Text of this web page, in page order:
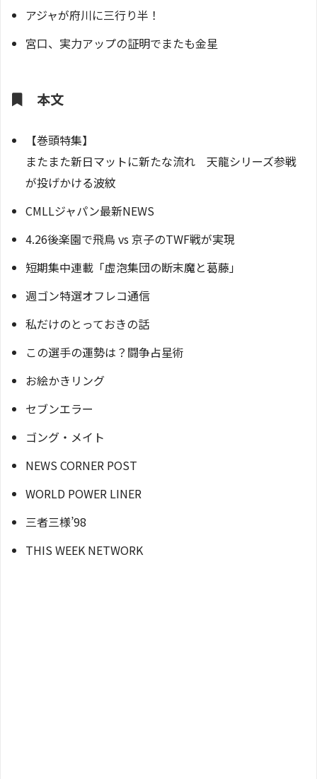
アジャが府川に三行り半！
宮口、実力アップの証明でまたも金星
本文
【巻頭特集】
またまた新日マットに新たな流れ 天龍シリーズ参戦
が投げかける波紋
CMLLジャパン最新NEWS
4.26後楽園で飛鳥 vs 京子のTWF戦が実現
短期集中連載「虚泡集団の断末魔と葛藤」
週ゴン特選オフレコ通信
私だけのとっておきの話
この選手の運勢は？闘争占星術
お絵かきリング
セブンエラー
ゴング・メイト
NEWS CORNER POST
WORLD POWER LINER
三者三様’98
THIS WEEK NETWORK